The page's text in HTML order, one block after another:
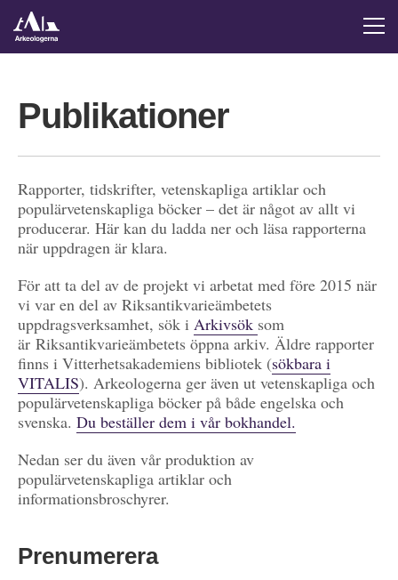
Publikationer
Rapporter, tidskrifter, vetenskapliga artiklar och
populärvetenskapliga böcker – det är något av allt vi
producerar. Här kan du ladda ner och läsa rapporterna
när uppdragen är klara.
För att ta del av de projekt vi arbetat med före 2015 när
vi var en del av Riksantikvarieämbetets
uppdragsverksamhet, sök i Arkivsök som
är Riksantikvarieämbetets öppna arkiv. Äldre rapporter
finns i Vitterhetsakademiens bibliotek (sökbara i
VITALIS). Arkeologerna ger även ut vetenskapliga och
populärvetenskapliga böcker på både engelska och
svenska. Du beställer dem i vår bokhandel.
Nedan ser du även vår produktion av
populärvetenskapliga artiklar och
informationsbroschyrer.
Prenumerera